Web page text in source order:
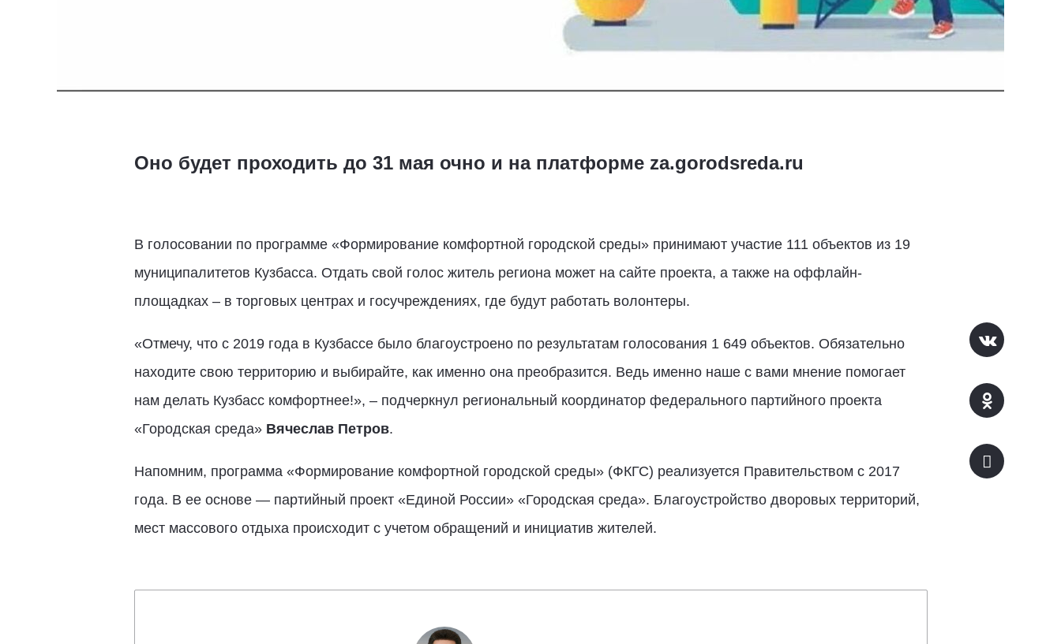
Оно будет проходить до 31 мая очно и на платформе za.gorodsreda.ru
В голосовании по программе «Формирование комфортной городской среды» принимают участие 111 объектов из 19
муниципалитетов Кузбасса. Отдать свой голос житель региона может на сайте проекта, а также на оффлайн-
площадках – в торговых центрах и госучреждениях, где будут работать волонтеры.
«Отмечу, что с 2019 года в Кузбассе было благоустроено по результатам голосования 1 649 объектов. Обязательно
находите свою территорию и выбирайте, как именно она преобразится. Ведь именно наше с вами мнение помогает
нам делать Кузбасс комфортнее!», – подчеркнул региональный координатор федерального партийного проекта
«Городская среда»Вячеслав Петров.
Напомним, программа «Формирование комфортной городской среды» (ФКГС) реализуется Правительством с 2017
года. В ее основе — партийный проект «Единой России» «Городская среда». Благоустройство дворовых территорий,
мест массового отдыха происходит c учетом обращений и инициатив жителей.